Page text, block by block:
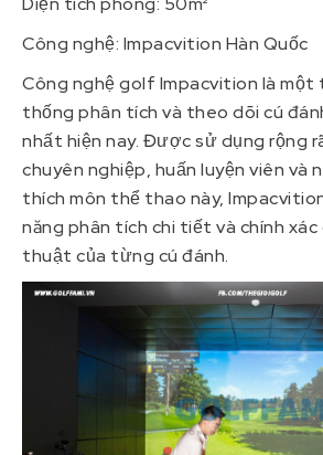
Công nghệ: Impacvition Hàn Quốc
Công nghệ golf Impacvition là một
thống phân tích và theo dõi cú
nhất hiện nay. Được sử dụng rộng
chuyên nghiệp, huấn luyện viên và
thích môn thể thao này,
năng phân tích chi tiết và chính xác
thuật của từng cú đánh.